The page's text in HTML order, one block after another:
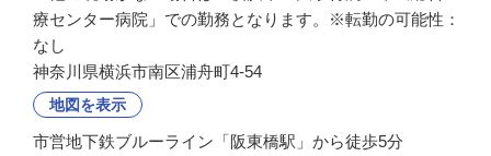
療センター病院」での勤務となります。※転勤の可能性：
なし
神奈川県横浜市南区浦舟町4-54
地図を表示
市営地下鉄ブルーライン「阪東橋駅」から徒歩5分